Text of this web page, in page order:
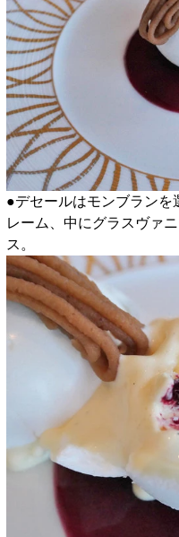
●デセールはモンブランを
レーム、中にグラスヴァ
ス。